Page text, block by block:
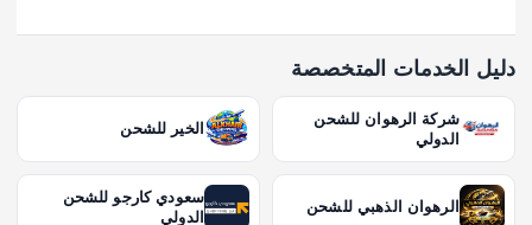
دليل الخدمات المتخصصة
شركة الرهوان للشحن
الدولي
الخير للشحن
الرهوان الذهبي للشحن
سعودي كارجو للشحن
الدولي